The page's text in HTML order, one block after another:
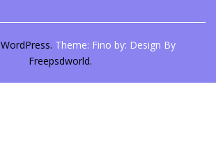
WordPress. Theme: Fino by: Design By
Freepsdworld.